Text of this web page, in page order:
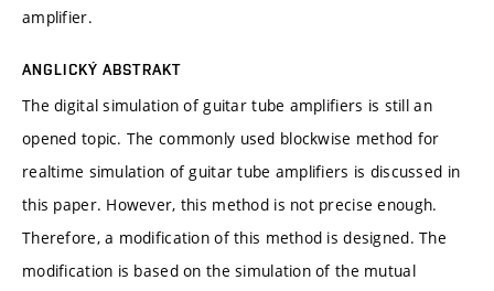
amplifier.
ANGLICKÝ ABSTRAKT
The digital simulation of guitar tube amplifiers is still an
opened topic. The commonly used blockwise method for
realtime simulation of guitar tube amplifiers is discussed in
this paper. However, this method is not precise enough.
Therefore, a modification of this method is designed. The
modification is based on the simulation of the mutual